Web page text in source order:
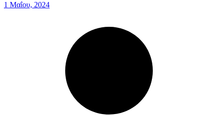
1 Μαΐου, 2024